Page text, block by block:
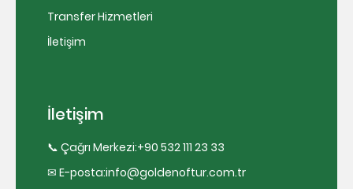
Transfer Hizmetleri
İletişim
İletişim
📞 Çağrı Merkezi:+90 532 111 23 33
✉ E-posta:info@goldenoftur.com.tr